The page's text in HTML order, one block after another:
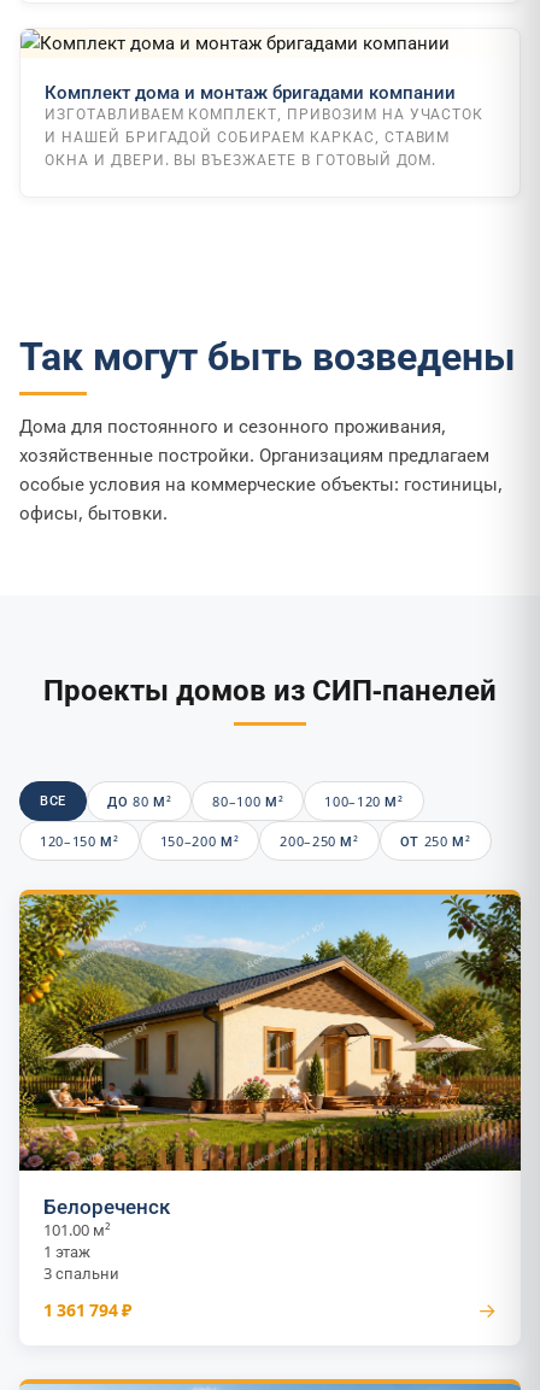
Комплект дома и монтаж бригадами компании
ИЗГОТАВЛИВАЕМ КОМПЛЕКТ, ПРИВОЗИМ НА УЧАСТОК
И НАШЕЙ БРИГАДОЙ СОБИРАЕМ КАРКАС, СТАВИМ
ОКНА И ДВЕРИ. ВЫ ВЪЕЗЖАЕТЕ В ГОТОВЫЙ ДОМ.
Так могут быть возведены
Дома для постоянного и сезонного проживания,
хозяйственные постройки. Организациям предлагаем
особые условия на коммерческие объекты: гостиницы,
офисы, бытовки.
Проекты домов из СИП-панелей
ВСЕ ДО 80 М² 80–100 М² 100–120 М²
120–150 М² 150–200 М² 200–250 М² ОТ 250 М²
Белореченск
101.00 м²
1 этаж
3 спальни
1 361 794 ₽ →